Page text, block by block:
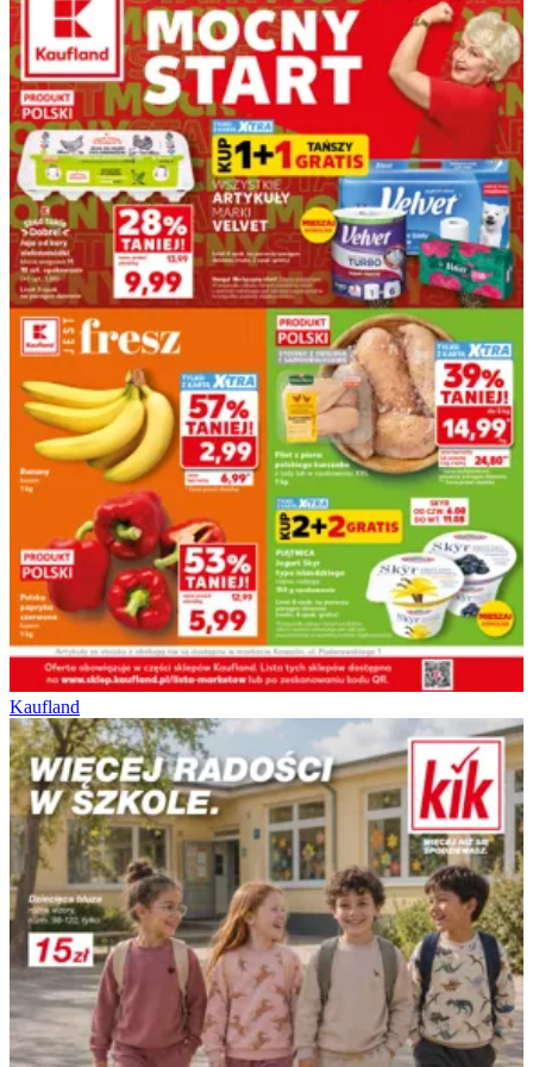
Kaufland